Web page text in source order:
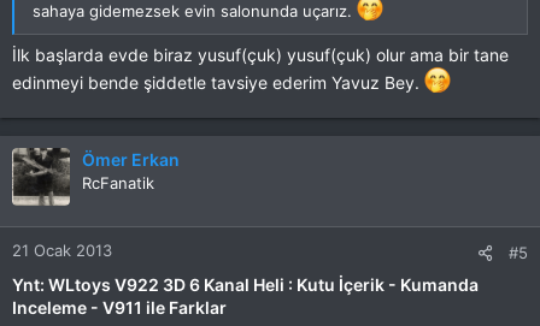
sahaya gidemezsek evin salonunda uçarız.
İlk başlarda evde biraz yusuf(çuk) yusuf(çuk) olur ama bir tane
edinmeyi bende şiddetle tavsiye ederim Yavuz Bey.
Ömer Erkan
RcFanatik
21 Ocak 2013 #5
Ynt: WLtoys V922 3D 6 Kanal Heli : Kutu İçerik - Kumanda
Inceleme - V911 ile Farklar